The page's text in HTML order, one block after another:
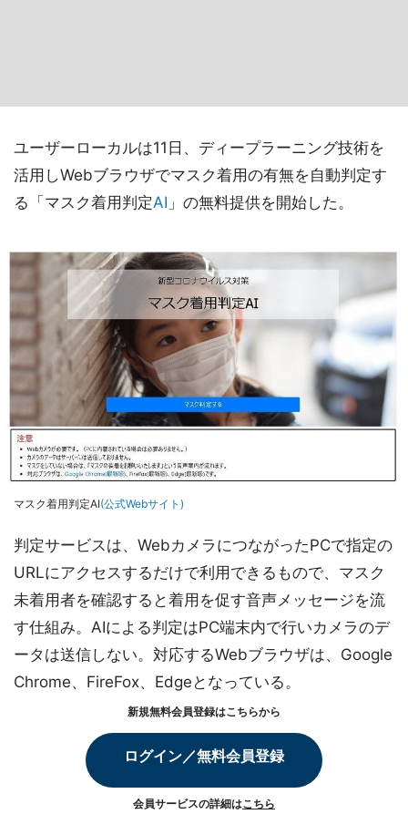
ユーザーローカルは11日、ディープラーニング技術を
活用しWebブラウザでマスク着用の有無を自動判定す
る「マスク着用判定AI 」の無料提供を開始した。
マスク着用判定AI(公式Webサイト)
判定サービスは、WebカメラにつながったPCで指定の
URLにアクセスするだけで利用できるもので、マスク
未着用者を確認すると着用を促す音声メッセージを流
す仕組み。AIによる判定はPC端末内で行いカメラのデ
ータは送信しない。対応するWebブラウザは、Google
Chrome、FireFox、Edgeとなっている。
新規無料会員登録はこちらから
ログイン／無料会員登録
会員サービスの詳細はこちら